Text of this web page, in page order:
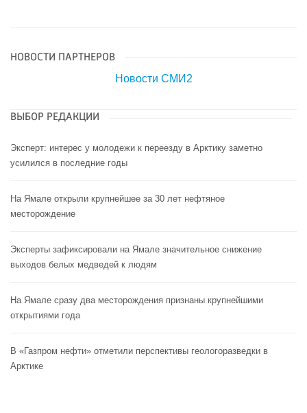
НОВОСТИ ПАРТНЕРОВ
Новости СМИ2
ВЫБОР РЕДАКЦИИ
Эксперт: интерес у молодежи к переезду в Арктику заметно
усилился в последние годы
На Ямале открыли крупнейшее за 30 лет нефтяное
месторождение
Эксперты зафиксировали на Ямале значительное снижение
выходов белых медведей к людям
На Ямале сразу два месторождения признаны крупнейшими
открытиями года
В «Газпром нефти» отметили перспективы геологоразведки в
Арктике